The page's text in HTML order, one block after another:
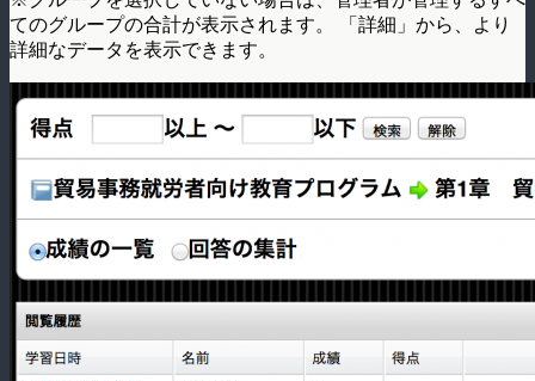
てのグループの合計が表示されます。 「詳細」から、より
詳細なデータを表示できます。